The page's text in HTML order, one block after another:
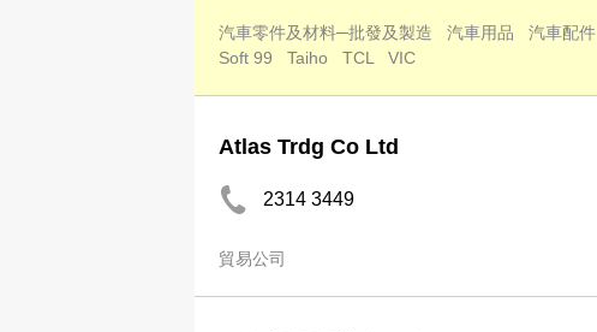
汽車零件及材料─批發及製造 汽車用品 汽車配件
Soft 99
Taiho TCL VIC
Atlas Trdg Co Ltd
2314 3449
貿易公司